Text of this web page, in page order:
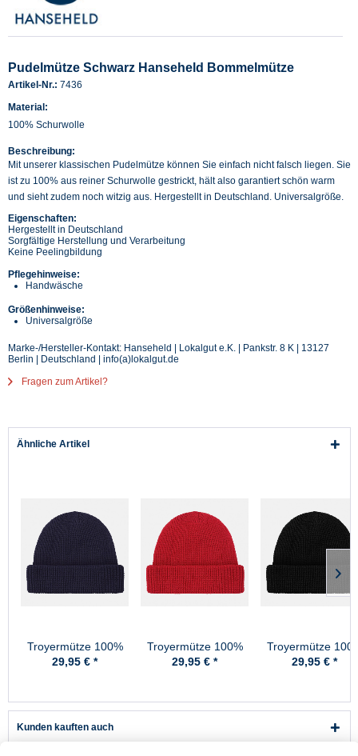
Pudelmütze Schwarz Hanseheld Bommelmütze
Artikel-Nr.: 7436
Material:
100% Schurwolle
Beschreibung:
Mit unserer klassischen Pudelmütze können Sie einfach nicht falsch liegen. Sie
ist zu 100% aus reiner Schurwolle gestrickt, hält also garantiert schön warm
und sieht zudem noch witzig aus. Hergestellt in Deutschland. Universalgröße.
Eigenschaften:
Hergestellt in Deutschland
Sorgfältige Herstellung und Verarbeitung
Keine Peelingbildung
Pflegehinweise:
Handwäsche
Größenhinweise:
Universalgröße
Marke-/Hersteller-Kontakt: Hanseheld | Lokalgut e.K. | Pankstr. 8 K | 13127
Berlin | Deutschland | info(a)lokalgut.de
Fragen zum Artikel?
Ähnliche Artikel
Troyermütze 100%
Schurwolle
29,95 € *
Troyermütze 100%
Schurwolle
29,95 € *
Troyermütze
Schurwolle
29,95 € *
Kunden kauften auch